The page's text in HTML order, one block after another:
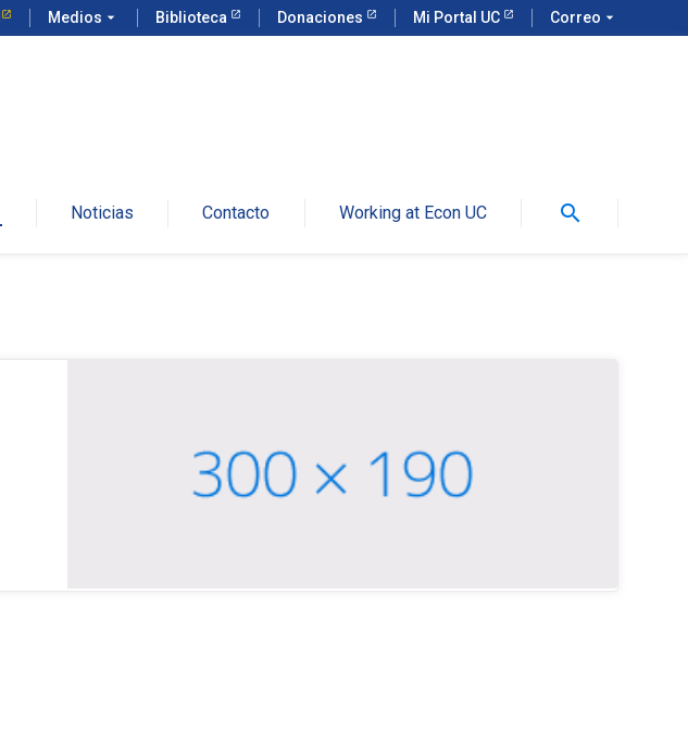
Medios arrow_drop_down Biblioteca Donaciones Mi Portal UC Correo arrow_drop_down
Noticias Contacto Working at Econ UC search